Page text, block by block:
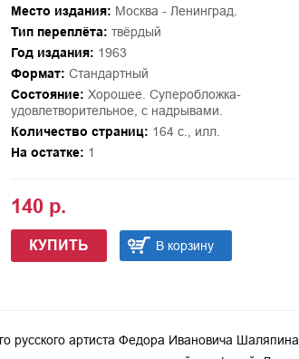
Место издания: Москва - Ленинград.
Тип переплёта: твёрдый
Год издания: 1963
Формат: Стандартный
Состояние: Хорошее. Суперобложка-
удовлетворительное, с надрывами.
Количество страниц: 164 с., илл.
На остатке: 1
140 р.
КУПИТЬ В корзину
русского артиста Федора Ивановича